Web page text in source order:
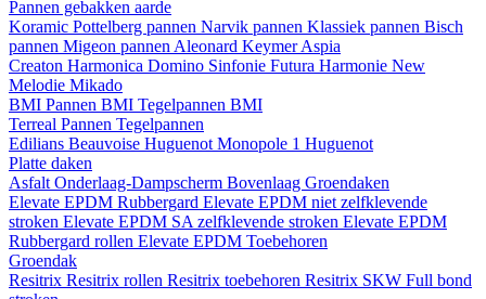
Pannen gebakken aarde
Koramic Pottelberg pannen Narvik pannen Klassiek pannen Bisch
pannen Migeon pannen Aleonard KeymerAspia
Creaton Harmonica Domino Sinfonie Futura Harmonie New
Melodie Mikado
BMI Pannen BMI Tegelpannen BMI
Terreal Pannen Tegelpannen
Edilians Beauvoise Huguenot Monopole 1 Huguenot
Platte daken
Asfalt Onderlaag-Dampscherm Bovenlaag Groendaken
Elevate EPDM Rubbergard Elevate EPDM niet zelfklevende
stroken Elevate EPDM SA zelfklevende stroken Elevate EPDM
Rubbergard rollen Elevate EPDM Toebehoren
Groendak
Resitrix Resitrix rollen Resitrix toebehoren Resitrix SKW Full bond